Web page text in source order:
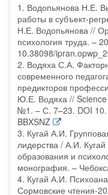
1. Водопьянова Н.Е.
работы в субъект-
Н.Е. Водопьянова //
психология труда. –
10.38098/
2. Водяха С.А.
современного
предикторов
Ю.Е. Водяха //
№1. – С. 7–23. DOI
BBXSNZ
3. Кугай А.И.
лидерства / А.И.
образования и
монография. –
4. Кугай А.И.
Сормовские чтения-